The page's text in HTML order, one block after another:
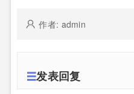
作者: admin
发表回复